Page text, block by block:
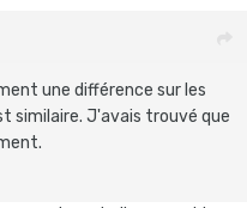
une différence sur les
similaire. J'avais trouvé que